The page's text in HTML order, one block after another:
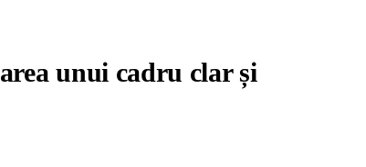
unui cadru clar și